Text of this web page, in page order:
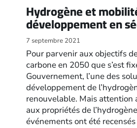
Hydrogène et
développement en
7 septembre 2021
Pour parvenir aux objectifs
carbone en 2050 que s’est
Gouvernement, l’une des
développement de
renouvelable. Mais attention
aux propriétés de
événements ont été